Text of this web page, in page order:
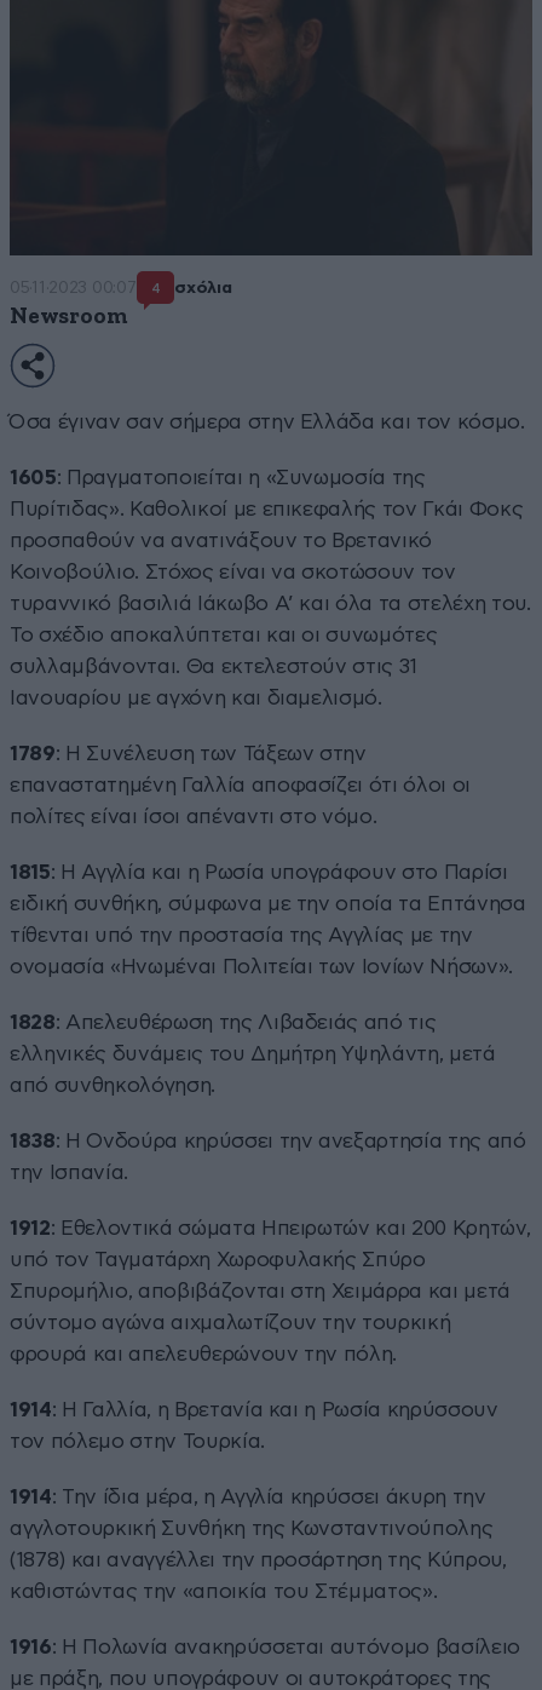
05·11·2023 00:07 4 σχόλια
Newsroom
Όσα έγιναν σαν σήμερα στην Ελλάδα και τον κόσμο.
1605: Πραγματοποιείται η «Συνωμοσία της
Πυρίτιδας». Καθολικοί με επικεφαλής τον Γκάι Φοκς
προσπαθούν να ανατινάξουν το Βρετανικό
Κοινοβούλιο. Στόχος είναι να σκοτώσουν τον
τυραννικό βασιλιά Ιάκωβο Α’ και όλα τα στελέχη του.
Το σχέδιο αποκαλύπτεται και οι συνωμότες
συλλαμβάνονται. Θα εκτελεστούν στις 31
Ιανουαρίου με αγχόνη και διαμελισμό.
1789: Η Συνέλευση των Τάξεων στην
επαναστατημένη Γαλλία αποφασίζει ότι όλοι οι
πολίτες είναι ίσοι απέναντι στο νόμο.
1815: Η Αγγλία και η Ρωσία υπογράφουν στο Παρίσι
ειδική συνθήκη, σύμφωνα με την οποία τα Επτάνησα
τίθενται υπό την προστασία της Αγγλίας με την
ονομασία «Ηνωμέναι Πολιτείαι των Ιονίων Νήσων».
1828: Απελευθέρωση της Λιβαδειάς από τις
ελληνικές δυνάμεις του Δημήτρη Υψηλάντη, μετά
από συνθηκολόγηση.
1838: Η Ονδούρα κηρύσσει την ανεξαρτησία της από
την Ισπανία.
1912: Εθελοντικά σώματα Ηπειρωτών και 200 Κρητών,
υπό τον Ταγματάρχη Χωροφυλακής Σπύρο
Σπυρομήλιο, αποβιβάζονται στη Χειμάρρα και μετά
σύντομο αγώνα αιχμαλωτίζουν την τουρκική
φρουρά και απελευθερώνουν την πόλη.
1914: Η Γαλλία, η Βρετανία και η Ρωσία κηρύσσουν
τον πόλεμο στην Τουρκία.
1914: Την ίδια μέρα, η Αγγλία κηρύσσει άκυρη την
αγγλοτουρκική Συνθήκη της Κωνσταντινούπολης
(1878) και αναγγέλλει την προσάρτηση της Κύπρου,
καθιστώντας την «αποικία του Στέμματος».
1916: Η Πολωνία ανακηρύσσεται αυτόνομο βασίλειο
με πράξη, που υπογράφουν οι αυτοκράτορες της